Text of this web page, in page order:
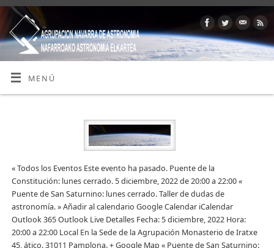
MENÚ
« Todos los Eventos Este evento ha pasado. Puente de la
Constitución: lunes cerrado. 5 diciembre, 2022 de 20:00 a 22:00 «
Puente de San Saturnino: lunes cerrado. Taller de dudas de
astronomía. » Añadir al calendario Google Calendar iCalendar
Outlook 365 Outlook Live Detalles Fecha: 5 diciembre, 2022 Hora:
20:00 a 22:00 Local En la Sede de la Agrupación Monasterio de Iratxe
45, ático. 31011 Pamplona. + Google Map « Puente de San Saturnino: